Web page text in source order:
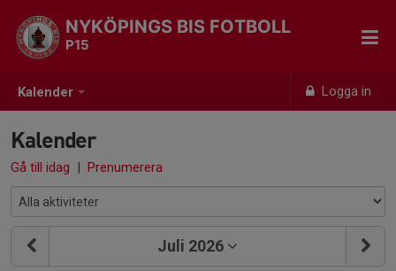
Kalender Logga in
NYKÖPINGS BIS FOTBOLL
P15
Kalender
Gå till idag | Prenumerera
Juli 2026